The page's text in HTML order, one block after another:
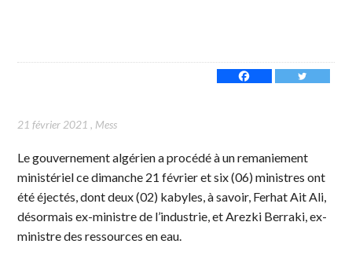
21 février 2021 , Mess
Le gouvernement algérien a procédé à un remaniement
ministériel ce dimanche 21 février et six (06) ministres ont
été éjectés, dont deux (02) kabyles, à savoir, Ferhat Ait Ali,
désormais ex-ministre de l’industrie, et Arezki Berraki, ex-
ministre des ressources en eau.